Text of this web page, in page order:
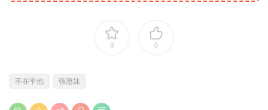
0 0
不在乎他 張惠妹